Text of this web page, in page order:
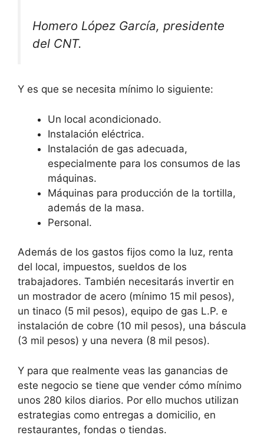
Homero López García, presidente
del CNT.
Y es que se necesita mínimo lo siguiente:
Un local acondicionado.
Instalación eléctrica.
Instalación de gas adecuada,
especialmente para los consumos de las
máquinas.
Máquinas para producción de la tortilla,
además de la masa.
Personal.
Además de los gastos fijos como la luz, renta
del local, impuestos, sueldos de los
trabajadores. También necesitarás invertir en
un mostrador de acero (mínimo 15 mil pesos),
un tinaco (5 mil pesos), equipo de gas L.P. e
instalación de cobre (10 mil pesos), una báscula
(3 mil pesos) y una nevera (8 mil pesos).
Y para que realmente veas las ganancias de
este negocio se tiene que vender cómo mínimo
unos 280 kilos diarios. Por ello muchos utilizan
estrategias como entregas a domicilio, en
restaurantes, fondas o tiendas.